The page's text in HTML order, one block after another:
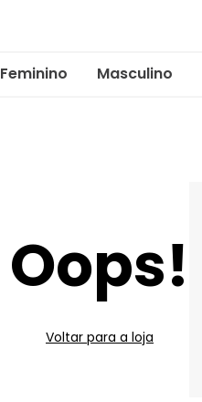
Feminino Masculino
Oops!
Voltar para a loja